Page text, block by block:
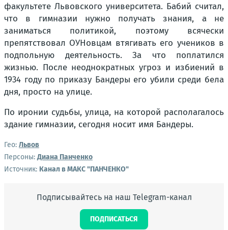
факультете Львовского университета. Бабий считал,
что в гимназии нужно получать знания, а не
заниматься политикой, поэтому всячески
препятствовал ОУНовцам втягивать его учеников в
подпольную деятельность. За что поплатился
жизнью. После неоднократных угроз и избиений в
1934 году по приказу Бандеры его убили среди бела
дня, просто на улице.
По иронии судьбы, улица, на которой располагалось
здание гимназии, сегодня носит имя Бандеры.
Гео: Львов
Персоны: Диана Панченко
Источник: Канал в МАКС "ПАНЧЕНКО"
Подписывайтесь на наш Telegram-канал
ПОДПИСАТЬСЯ